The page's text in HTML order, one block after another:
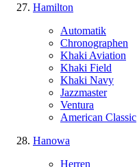
Hamilton
Automatik
Chronographen
Khaki Aviation
Khaki Field
Khaki Navy
Jazzmaster
Ventura
American Classic
Hanowa
Herren